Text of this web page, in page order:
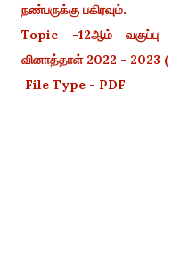
நண்பருக்கு பகிரவும்.
Topic -12ஆம் வகுப்பு
வினாத்தாள் 2022 - 2023
File Type - PDF